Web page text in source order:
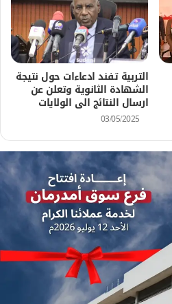
التربية تفند ادعاءات حول نتيجة
الشهادة الثانوية وتعلن عن
ارسال النتائج الى الولايات
03/05/2025